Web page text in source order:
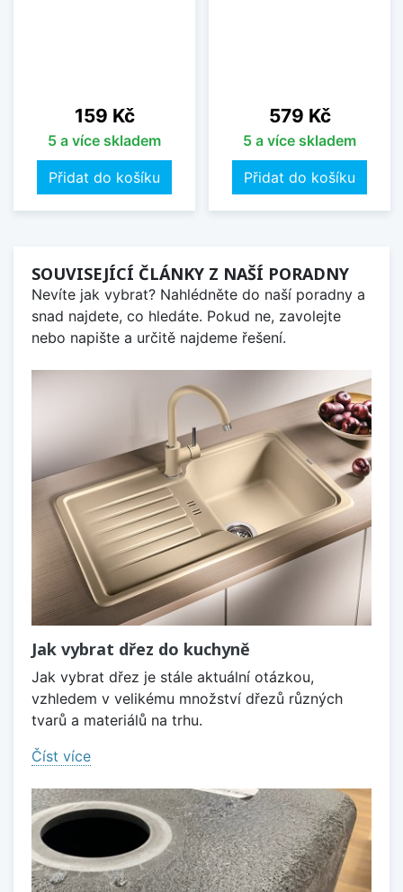
Cena
159 Kč
5 a více skladem
Přidat do košíku
Cena
579 Kč
5 a více skladem
Přidat do košíku
SOUVISEJÍCÍ ČLÁNKY Z NAŠÍ PORADNY
Nevíte jak vybrat? Nahlédněte do naší poradny a
snad najdete, co hledáte. Pokud ne, zavolejte
nebo napište a určitě najdeme řešení.
Jak vybrat dřez do kuchyně
Jak vybrat dřez je stále aktuální otázkou,
vzhledem v velikému množství dřezů různých
tvarů a materiálů na trhu.
Číst více